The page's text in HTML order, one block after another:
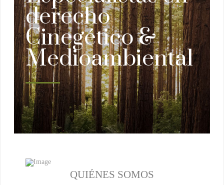
derecho
Cinegético &
Medioambiental
QUIÉNES SOMOS